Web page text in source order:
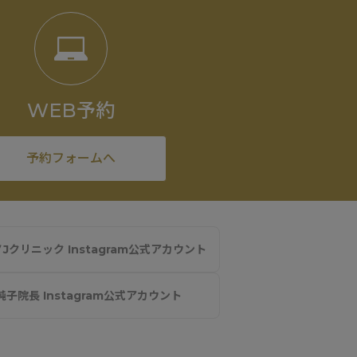
WEB予約
予約フォームへ
Jクリニック Instagram公式アカウント
子院長 Instagram公式アカウント